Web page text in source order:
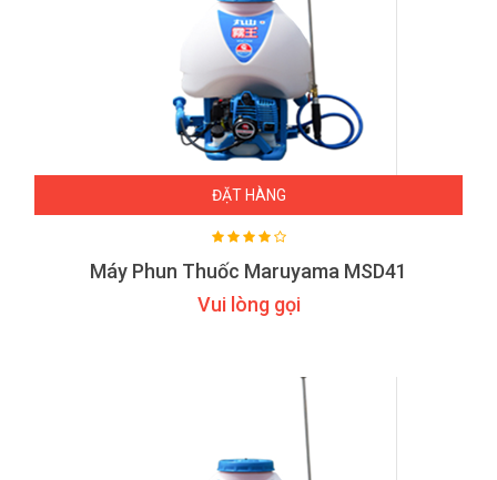
ĐẶT HÀNG
Máy Phun Thuốc Maruyama MSD41
Vui lòng gọi